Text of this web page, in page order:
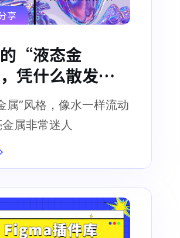
享
“液态金
凭什么散发未
光芒？
属”风格，像水一样流动
属非常迷人